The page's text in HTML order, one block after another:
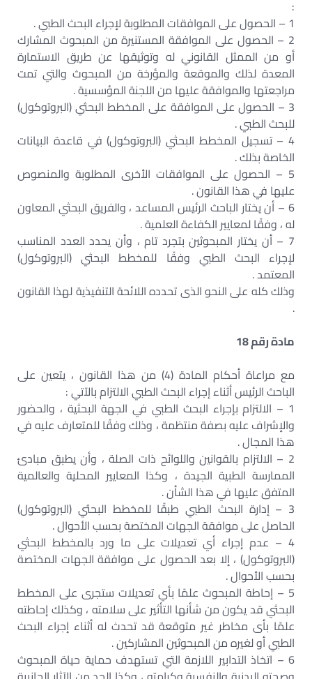
:
1 – الحصول على الموافقات المطلوبة لإجراء البحث الطبي .
2 – الحصول على الموافقة المستنيرة من المبحوث المشارك
أو من الممثل القانوني له وتوثيقها عن طريق الاستمارة
المعدة لذلك والموقعة والمؤرخة من المبحوث والتي تمت
مراجعتها والموافقة عليها من اللجنة المؤسسية .
3 – الحصول على الموافقة على المخطط البحثي (البروتوكول)
للبحث الطبي .
4 – تسجيل المخطط البحثي (البروتوكول) في قاعدة البيانات
الخاصة بذلك .
5 – الحصول على الموافقات الأخرى المطلوبة والمنصوص
عليها في هذا القانون .
6 – أن يختار الباحث الرئيس المساعد ، والفريق البحثي المعاون
له ، وفقًا لمعايير الكفاءة العلمية .
7 – أن يختار المبحوثين بتجرد تام ، وأن يحدد العدد المناسب
لإجراء البحث الطبي وفقًا للمخطط البحثي (البروتوكول)
المعتمد .
وذلك كله على النحو الذى تحدده اللائحة التنفيذية لهذا القانون
.
مادة رقم 18
مع مراعاة أحكام المادة (4) من هذا القانون ، يتعين على
الباحث الرئيس أثناء إجراء البحث الطبي الالتزام بالآتي :
1 – الالتزام بإجراء البحث الطبي في الجهة البحثية ، والحضور
والإشراف عليه بصفة منتظمة ، وذلك وفقًا للمتعارف عليه في
هذا المجال .
2 – الالتزام بالقوانين واللوائح ذات الصلة ، وأن يطبق مبادئ
الممارسة الطبية الجيدة ، وكذا المعايير المحلية والعالمية
المتفق عليها في هذا الشأن .
3 – إدارة البحث الطبي طبقًا للمخطط البحثي (البروتوكول)
الحاصل على موافقة الجهات المختصة بحسب الأحوال .
4 – عدم إجراء أي تعديلات على ما ورد بالمخطط البحثي
(البروتوكول) ، إلا بعد الحصول على موافقة الجهات المختصة
بحسب الأحوال .
5 – إحاطة المبحوث علمًا بأي تعديلات ستجرى على المخطط
البحثي قد يكون من شأنها التأثير على سلامته ، وكذلك إحاطته
علمًا بأى مخاطر غير متوقعة قد تحدث له أثناء إجراء البحث
الطبي أو لغيره من المبحوثين المشاركين .
6 – اتخاذ التدابير اللازمة التي تستهدف حماية حياة المبحوث